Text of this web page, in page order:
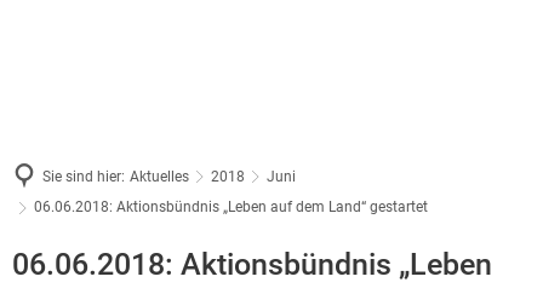
Sie sind hier: Aktuelles 2018
Juni
06.06.2018: Aktionsbündnis „Leben auf dem Land“ gestartet
06.06.2018: Aktionsbündnis „Leben